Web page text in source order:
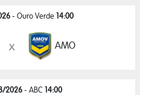
- Ouro Verde 14:00
x AMO
2026- ABC 14:00